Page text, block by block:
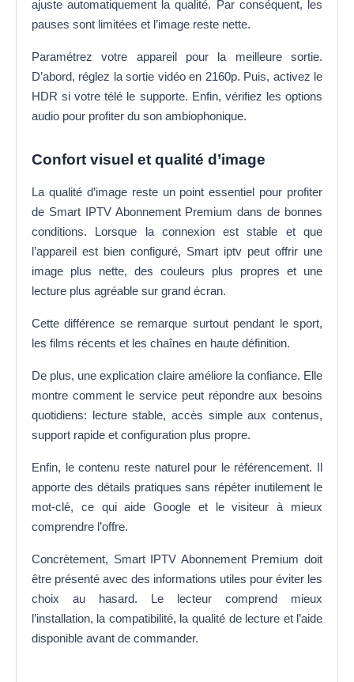
ajuste automatiquement la qualité. Par conséquent, les
pauses sont limitées et l’image reste nette.
Paramétrez votre appareil pour la meilleure sortie.
D’abord, réglez la sortie vidéo en 2160p. Puis, activez le
HDR si votre télé le supporte. Enfin, vérifiez les options
audio pour profiter du son ambiophonique.
Confort visuel et qualité d’image
La qualité d’image reste un point essentiel pour profiter
de Smart IPTV Abonnement Premium dans de bonnes
conditions. Lorsque la connexion est stable et que
l’appareil est bien configuré, Smart iptv peut offrir une
image plus nette, des couleurs plus propres et une
lecture plus agréable sur grand écran.
Cette différence se remarque surtout pendant le sport,
les films récents et les chaînes en haute définition.
De plus, une explication claire améliore la confiance. Elle
montre comment le service peut répondre aux besoins
quotidiens: lecture stable, accès simple aux contenus,
support rapide et configuration plus propre.
Enfin, le contenu reste naturel pour le référencement. Il
apporte des détails pratiques sans répéter inutilement le
mot-clé, ce qui aide Google et le visiteur à mieux
comprendre l’offre.
Concrètement, Smart IPTV Abonnement Premium doit
être présenté avec des informations utiles pour éviter les
choix au hasard. Le lecteur comprend mieux
l’installation, la compatibilité, la qualité de lecture et l’aide
disponible avant de commander.